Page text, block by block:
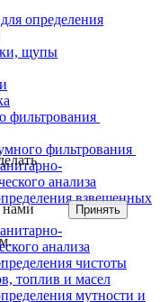
определения
щупы
фильтрования
фильтрования
анализа
взвешенных
анализа
чистоты
топлив и масел
мутности и
нами
.
Принять